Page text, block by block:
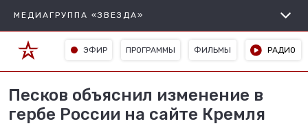
МЕДИАГРУППА «ЗВЕЗДА»
ЭФИР ПРОГРАММЫ ФИЛЬМЫ РАДИО
Песков объяснил изменение в
гербе России на сайте Кремля